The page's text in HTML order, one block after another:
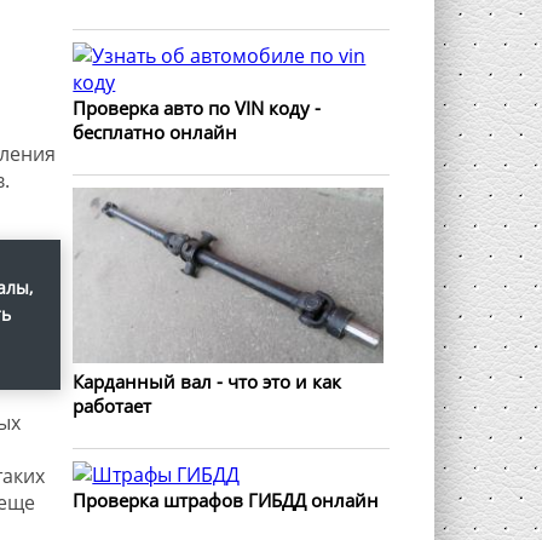
Проверка авто по VIN коду -
бесплатно онлайн
Карданный вал - что это и как
работает
Проверка штрафов ГИБДД онлайн